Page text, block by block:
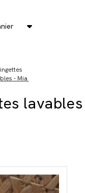
- Mia
lavables